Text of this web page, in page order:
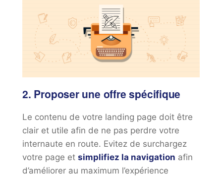
2. Proposer une offre spécifique
Le contenu de votre landing page doit être
clair et utile afin de ne pas perdre votre
internaute en route. Evitez de surchargez
votre page et simplifiez la navigation afin
d’améliorer au maximum l’expérience